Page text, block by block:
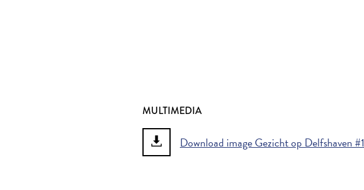
MULTIMEDIA
Download image Gezicht op Delfshaven #1